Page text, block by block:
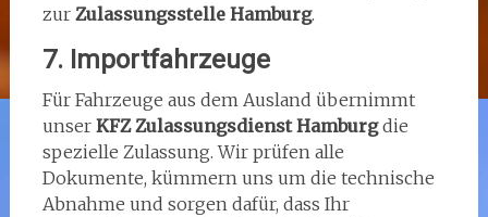
zur Zulassungsstelle Hamburg.
7. Importfahrzeuge
Für Fahrzeuge aus dem Ausland übernimmt
unser KFZ Zulassungsdienst Hamburgdie
spezielle Zulassung. Wir prüfen alle
Dokumente, kümmern uns um die technische
Abnahme und sorgen dafür, dass Ihr